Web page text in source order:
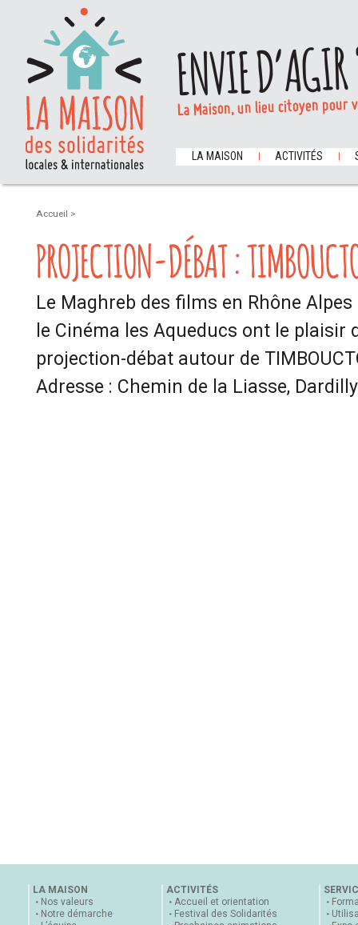
ENVIE
La Maison, un lieu citoyen
LA MAISON ACTIVITÉS
Accueil >
PROJECTION-DÉBAT :
Le Maghreb des films en Rhône
le Cinéma les Aqueducs ont le plaisir
projection-débat autour de
Adresse : Chemin de la Liasse,
LA MAISON
Nos valeurs
Notre démarche
ACTIVITÉS
Accueil et orientation
Festival des Solidarités